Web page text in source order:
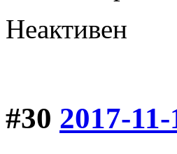
Неактивен
#30 2017-